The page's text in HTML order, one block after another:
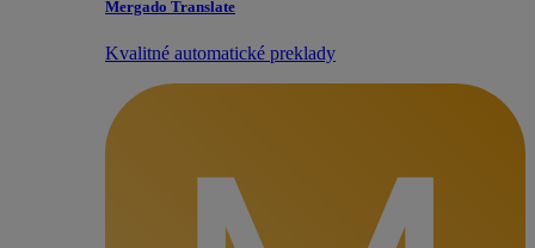
Mergado Translate
Kvalitné automatické preklady